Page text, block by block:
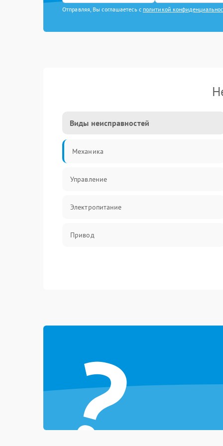
Отправляя, Вы соглашаетесь с политикой
Виды неисправностей
Механика
Управление
Электропитание
Привод
?